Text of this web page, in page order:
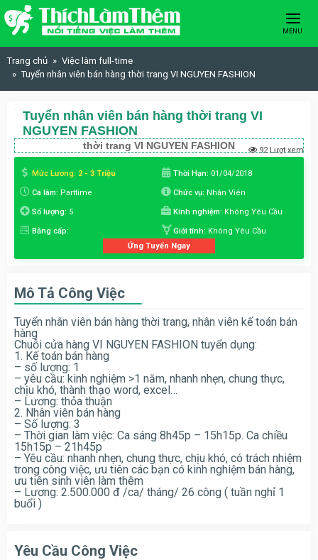
Skip to content
MENU
Trang chủ
Việc làm full-time
Tuyển nhân viên bán hàng thời trang VI NGUYEN FASHION
Tuyển nhân viên bán hàng thời trang VI
NGUYEN FASHION
thời trang VI NGUYEN FASHION 92 Lượt xem
Mức Lương: 2 - 3 Triệu Thời Hạn: 01/04/2018
Ca làm: Parttime Chức vụ: Nhân Viên
Số lượng: 5 Kinh nghiệm: Không Yêu Cầu
Bằng cấp: Giới tính: Không Yêu Cầu
Ứng Tuyển Ngay
Mô Tả Công Việc
Tuyển nhân viên bán hàng thời trang, nhân viên kế toán bán
hàng
Chuỗi cửa hàng VI NGUYEN FASHION tuyển dụng:
1. Kế toán bán hàng
– số lượng: 1
– yêu cầu: kinh nghiệm >1 năm, nhanh nhẹn, chung thực,
chịu khó, thành thạo word, excel…
– Lương: thỏa thuận
2. Nhân viên bán hàng
– Số lượng: 3
– Thời gian làm việc: Ca sáng 8h45p – 15h15p. Ca chiều
15h15p – 21h45p
– Yêu cầu: nhanh nhẹn, chung thực, chịu khó, có trách nhiệm
trong công việc, ưu tiên các bạn có kinh nghiệm bán hàng,
ưu tiên sinh viên làm thêm
– Lương: 2.500.000 đ /ca/ tháng/ 26 công ( tuần nghỉ 1
buổi )
Yêu Cầu Công Việc